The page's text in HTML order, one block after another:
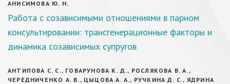
АНИСИМОВА Ю. Н.
Работа с созависимыми отношениями в парном
консультировании: трансгенерационные факторы и
динамика созависимых супругов
АНТИПОВА С. С., ГОВАРУНОВА К. Д., РОСЛЯКОВА В. А.,
ЧЕРЕДНИЧЕНКО А. В., ЦЫЦОВА А. А., РУЧКИНА Д. С., ЯДРИНА